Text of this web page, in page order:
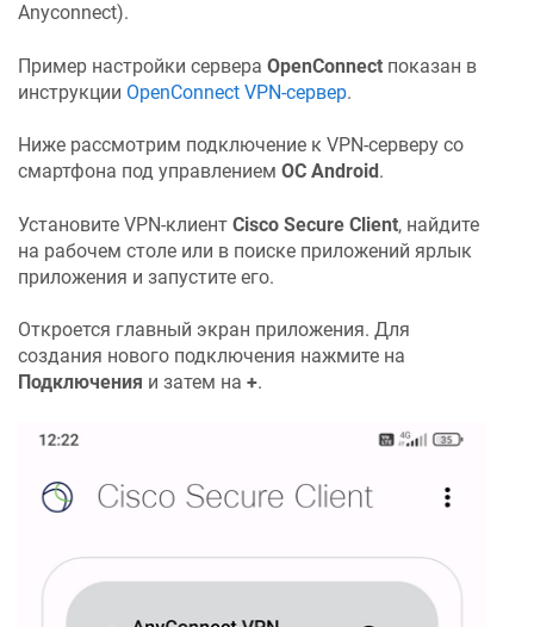
Anyconnect).
Пример настройки сервера OpenConnect показан в
инструкции OpenConnect VPN-сервер.
Ниже рассмотрим подключение к VPN-серверу со
смартфона под управлением ОС Android .
Установите VPN-клиент Cisco Secure Client, найдите
на рабочем столе или в поиске приложений ярлык
приложения и запустите его.
Откроется главный экран приложения. Для
создания нового подключения нажмите на
Подключения и затем на +.